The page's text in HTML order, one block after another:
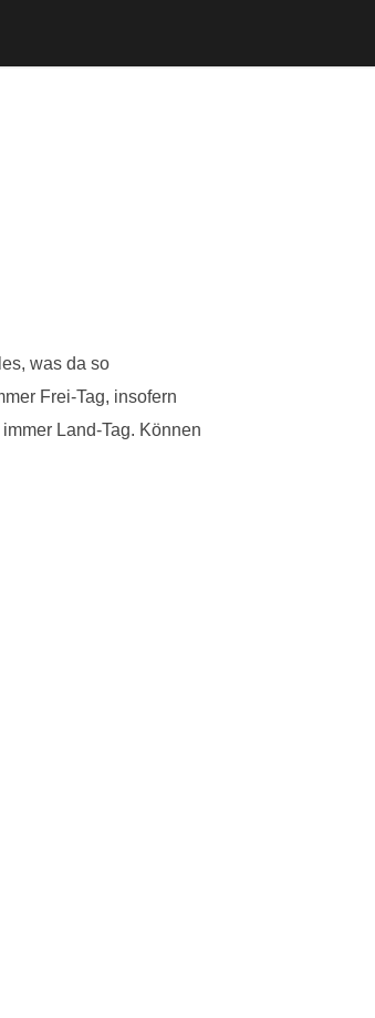
was da so
Frei-Tag, insofern
Land-Tag. Können